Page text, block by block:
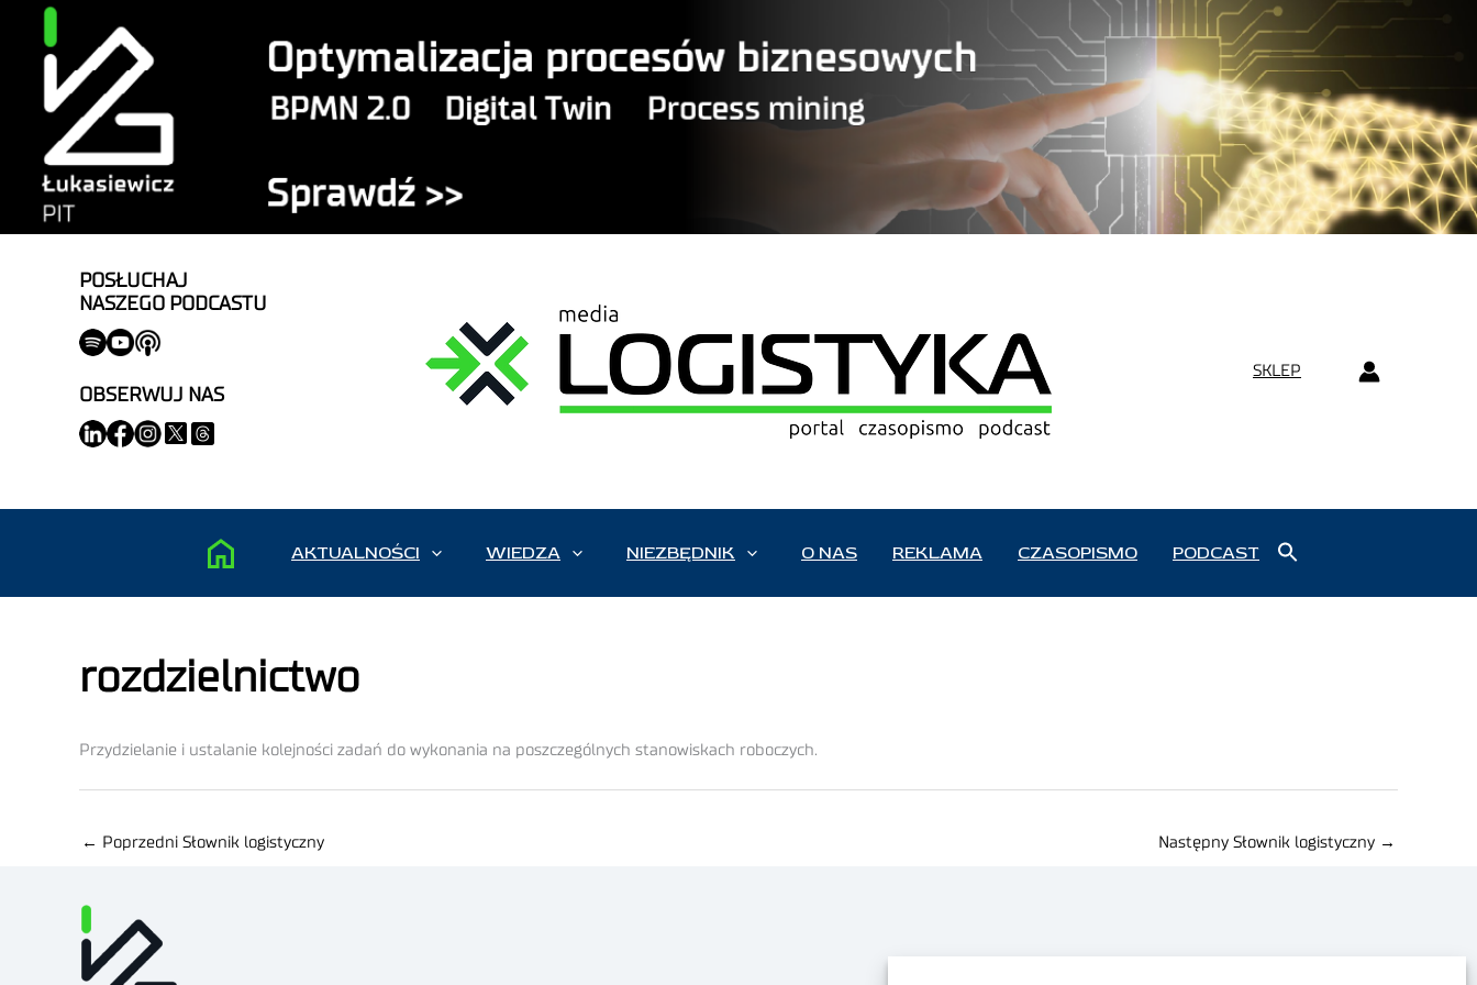
POSŁUCHAJ
NASZEGO PODCASTU
OBSERWUJ NAS
SKLEP
AKTUALNOŚCI WIEDZA NIEZBĘDNIK O NAS REKLAMA CZASOPISMO PODCAST
rozdzielnictwo
Przydzielanie i ustalanie kolejności zadań do wykonania na poszczególnych stanowiskach roboczych.
← Poprzedni Słownik logistyczny Następny Słownik logistyczny →